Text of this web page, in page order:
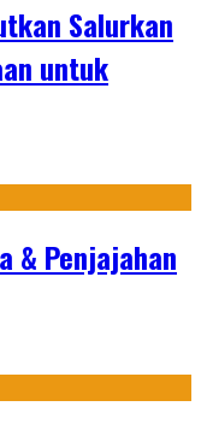
Salurkan
untuk
& Penjajahan